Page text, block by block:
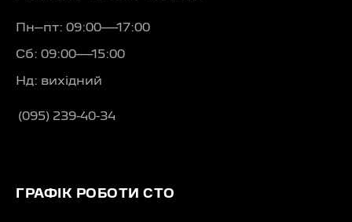
Пн–пт: 09:00—17:00
Сб: 09:00—15:00
Нд: вихідний
(095) 239-40-34
ГРАФІК РОБОТИ СТО